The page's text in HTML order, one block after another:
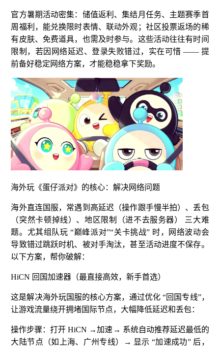
官方暑期活动密集：储值返利、集结月任务、主题赛季首
周福利，能兑换限时表情、联动外观；社区投票返场的稀
有皮肤、免费道具，也需及时参与。这些活动往往有时间
限制，若因网络延迟、登录失败错过，实在可惜 —— 提
前备好稳定网络方案，才能稳稳拿下奖励。
海外玩《蛋仔派对》的核心：解决网络问题
海外直连国服，常遇到高延迟（操作跟手慢半拍）、丢包
（突然卡顿掉线）、地区限制（进不去服务器） 三大难
题。尤其组队玩 “巅峰派对”“关卡挑战” 时，网络波动会
导致错过跳跃时机、被对手淘汰，甚至活动进度不保存。
以下方案，帮你破解：
HiCN 回国加速器（最直接高效，新手首选）
这是解决海外玩国服的核心方案，通过优化 “回国专线”，
让游戏流量绕开拥堵国际节点，大幅降低延迟和丢包：
操作步骤：打开 HiCN →加速→ 系统自动推荐延迟最低的
大陆节点（如上海、广州专线）→ 显示 “加速成功” 后，